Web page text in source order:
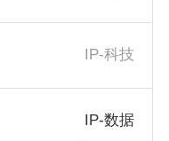
IP-科技
IP-数据